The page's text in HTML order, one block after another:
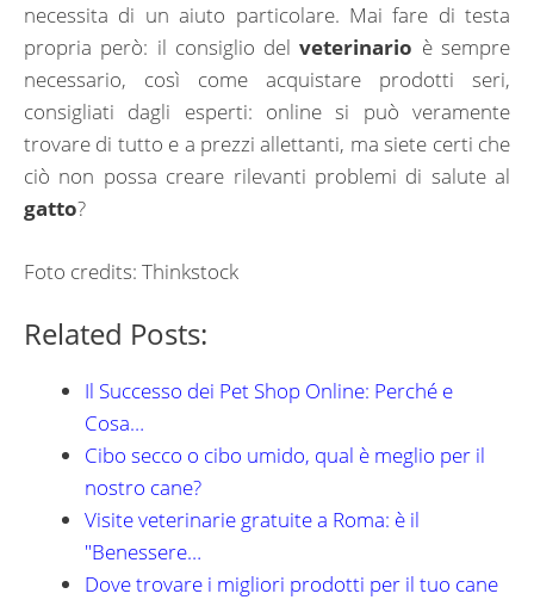
necessita di un aiuto particolare. Mai fare di testa
propria però: il consiglio delveterinario è sempre
necessario, così come acquistare prodotti seri,
consigliati dagli esperti: online si può veramente
trovare di tutto e a prezzi allettanti, ma siete certi che
ciò non possa creare rilevanti problemi di salute al
gatto?
Foto credits: Thinkstock
Related Posts:
Il Successo dei Pet Shop Online: Perché e
Cosa…
Cibo secco o cibo umido, qual è meglio per il
nostro cane?
Visite veterinarie gratuite a Roma: è il
"Benessere…
Dove trovare i migliori prodotti per il tuo cane